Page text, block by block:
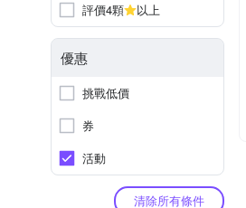
評價4顆
以上
優惠
挑戰低價
券
活動
清除所有條件